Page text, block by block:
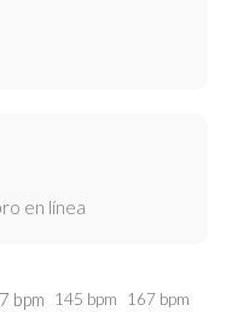
en línea
bpm 145 bpm 167 bpm